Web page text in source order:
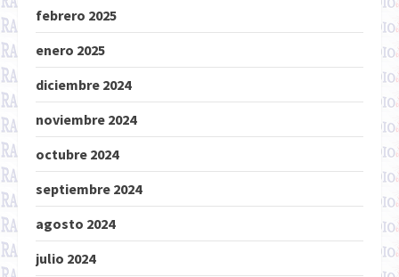
febrero 2025
enero 2025
diciembre 2024
noviembre 2024
octubre 2024
septiembre 2024
agosto 2024
julio 2024